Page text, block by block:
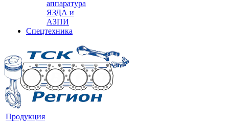
аппаратура
ЯЗДА и
АЗПИ
Спецтехника
Продукция